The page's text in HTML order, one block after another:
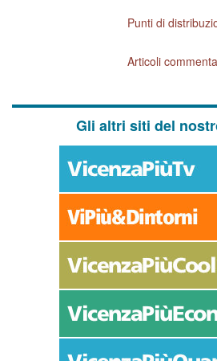
Punti di
Articoli
Gli altri siti del